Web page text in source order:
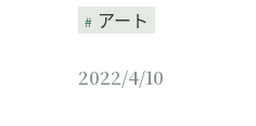
アート
2022/4/10